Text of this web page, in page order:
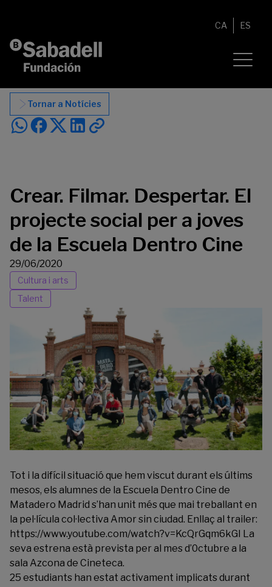
CA ES
Tornar a Notícies
Crear. Filmar. Despertar. El
projecte social per a joves
de la Escuela Dentro Cine
29/06/2020
Cultura i arts
Talent
Tot i la difícil situació que hem viscut durant els últims
mesos, els alumnes de la Escuela Dentro Cine de
Matadero Madrid s’han unit més que mai treballant en
la pel·lícula col·lectiva Amor sin ciudad. Enllaç al trailer:
https://www.youtube.com/watch?v=KcQrGqm6kGI La
seva estrena està prevista per al mes d’0ctubre a la
sala Azcona de Cineteca.
25 estudiants han estat activament implicats durant